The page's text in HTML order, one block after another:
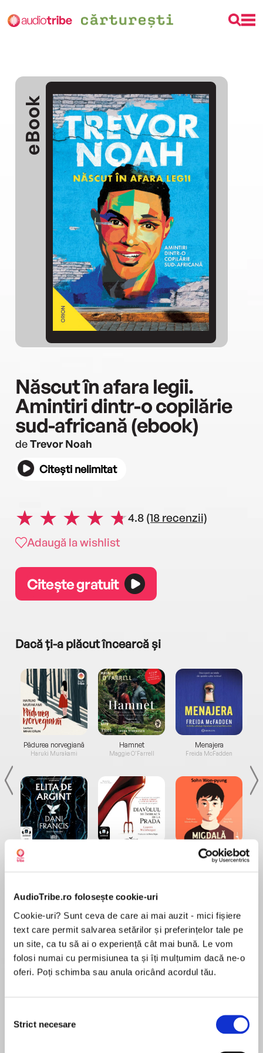
AudioTribe.ro folosește cookie-uri
Cookie-uri? Sunt ceva de care ai mai auzit - mici fișiere
text care permit salvarea setărilor și preferințelor tale pe
un site, ca tu să ai o experiență cât mai bună. Le vom
folosi numai cu permisiunea ta și îți mulțumim dacă ne-o
oferi. Poți schimba sau anula oricând acordul tău.
consimțământului
Strict necesare
eBook
Născut în afara legii.
Amintiri dintr-o copilărie
sud-africană (ebook)
deTrevor Noah
Citești nelimitat
4.8 (18 recenzii)
Adaugă la wishlist
Citește gratuit
Dacă ți-a plăcut încearcă și
Pădurea norvegiană
Haruki Murakami
Elita de Argint (Elita
Hamnet
Maggie O'Farrell
Menajera
Freida McFadden
Migdală
Sohn Won-pyung
Desprecarte
Dacă ți-au plăcut: Cenușa Angelei, de Frank
McCourt; Castelul de sticlă, de Jeannette
Walls; Dulcele bar, de J.R. Moehringer
poznaș care se transformă într-un tânăr
MAI MULT
Recenzii